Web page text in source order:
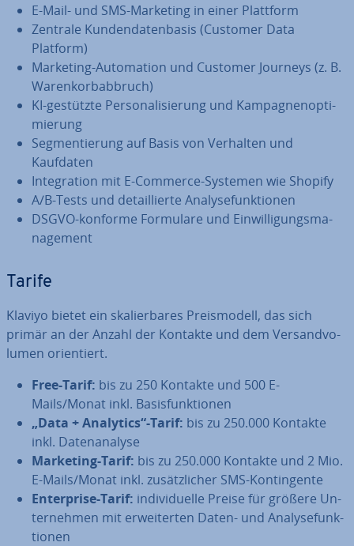
E-Mail- und SMS-Marketing in einer Plattform
Zentrale Kun­den­da­ten­ba­sis (Customer Data
Platform)
Marketing-Au­to­ma­ti­on und Customer Journeys (z. B.
Wa­ren­korb­ab­bruch)
KI-gestützte Per­so­na­li­sie­rung und Kam­pa­gnen­op­ti­
mie­rung
Seg­men­tie­rung auf Basis von Verhalten und
Kaufdaten
In­te­gra­ti­on mit E-Commerce-Systemen wie Shopify
A/B-Tests und de­tail­lier­te Ana­ly­se­funk­tio­nen
DSGVO-konforme Formulare und Ein­wil­li­gungs­ma­
nage­ment
Tarife
Klaviyo bietet ein ska­lier­ba­res Preis­mo­dell, das sich
primär an der Anzahl der Kontakte und dem Ver­sand­vo­
lu­men ori­en­tiert.
Free-Tarif: bis zu 250 Kontakte und 500 E-
Mails/Monat inkl. Ba­sis­funk­tio­nen
„Data + Analytics“-Tarif: bis zu 250.000 Kontakte
inkl. Da­ten­ana­ly­se
Marketing-Tarif: bis zu 250.000 Kontakte und 2 Mio.
E-Mails/Monat inkl. zu­sätz­li­cher SMS-Kon­tin­gen­te
En­ter­pri­se-Tarif: in­di­vi­du­el­le Preise für größere Un­
ter­neh­men mit er­wei­ter­ten Daten- und Ana­ly­se­funk­
tio­nen